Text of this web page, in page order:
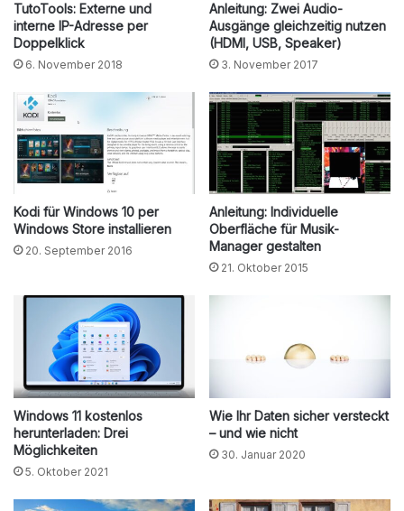
TutoTools: Externe und
interne IP-Adresse per
Doppelklick
6. November 2018
Anleitung: Zwei Audio-
Ausgänge gleichzeitig nutzen
(HDMI, USB, Speaker)
3. November 2017
Kodi für Windows 10 per
Windows Store installieren
20. September 2016
Anleitung: Individuelle
Oberfläche für Musik-
Manager gestalten
21. Oktober 2015
Windows 11 kostenlos
herunterladen: Drei
Möglichkeiten
5. Oktober 2021
Wie Ihr Daten sicher versteckt
– und wie nicht
30. Januar 2020